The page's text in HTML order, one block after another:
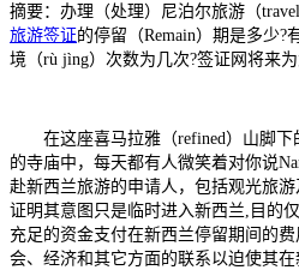
摘要：办理（处理）尼泊尔旅游（travel
旅游签证的停留（Remain）期是多少?
境（rù jìng）次数为几次?签证网将来为
在这座喜马拉雅（refined）山脚下
的寺庙中，每天都有人微笑着对你说
赴新西兰旅游的申请人，包括观光旅
证明其意图只是临时进入新西兰,目的
充足的资金支付在新西兰停留期间的
会、经济和其它方面的联系以迫使其